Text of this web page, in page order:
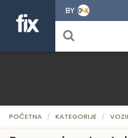
BY
POČETNA KATEGORIJE